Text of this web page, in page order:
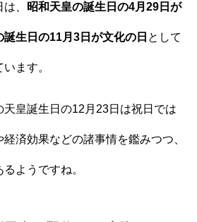
、 昭和天皇の誕生日の4月29日が
生日の11月3日が文化の日 として
ます。
天皇誕生日の12月23日は祝日では
済効果などの諸事情を鑑みつつ、
ようですね。